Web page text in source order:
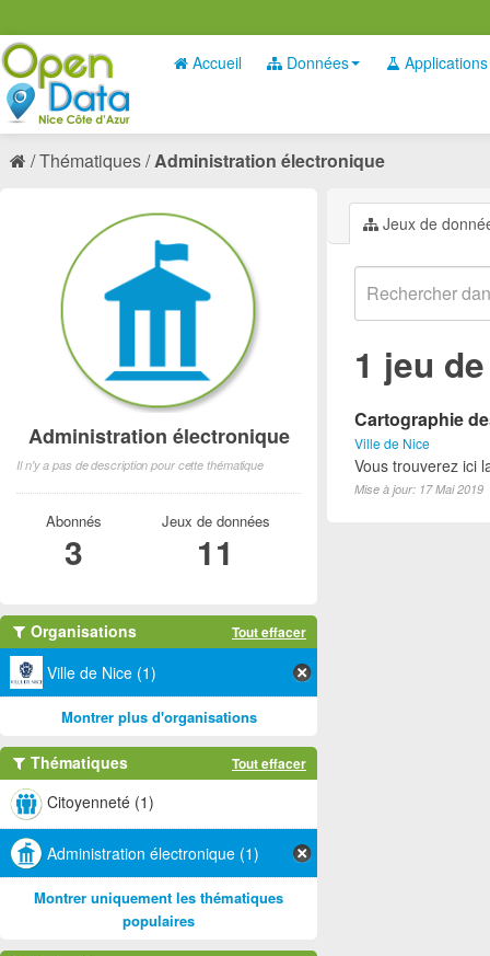
Accueil Données Applications
Thématiques Administration électronique
Jeux de
1 jeu
Cartographie
Ville de Nice
Vous trouverez ici
Mise à jour: 17 Mai 2019
Administration électronique
Il n'y a pas de description pour cette thématique
Abonnés
3
Jeux de données
11
Organisations Tout effacer
Ville de Nice (1)
Montrer plus d'organisations
Thématiques Tout effacer
Citoyenneté (1)
Administration électronique (1)
Montrer uniquement les thématiques
populaires